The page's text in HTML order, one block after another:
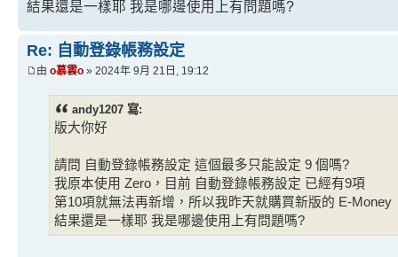
結果還是一樣耶 我是哪邊使用上有問題嗎?
Re: 自動登錄帳務設定
由 o慕雲o » 2024年 9月 21日, 19:12
andy1207 寫:
版大你好
請問 自動登錄帳務設定 這個最多只能設定 9 個嗎?
我原本使用 Zero，目前 自動登錄帳務設定 已經有9項
第10項就無法再新增，所以我昨天就購買新版的 E-Money
結果還是一樣耶 我是哪邊使用上有問題嗎?